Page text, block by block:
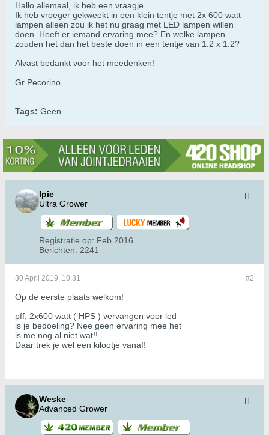
Hallo allemaal, ik heb een vraagje.
Ik heb vroeger gekweekt in een klein tentje met 2x 600 watt
lampen alleen zou ik het nu graag met LED lampen willen
doen. Heeft er iemand ervaring mee? En welke lampen
zouden het dan het beste doen in een tentje van 1.2 x 1.2?
Alvast bedankt voor het meedenken!
Gr Pecorino
Tags: Geen
Ipie
Ultra Grower
Registratie op: Feb 2016
Berichten: 2241
#2
30 April 2019, 10:31
Op de eerste plaats welkom!
pff, 2x600 watt ( HPS ) vervangen voor led
is je bedoeling? Nee geen ervaring mee het
is me nog al niet wat!!
Daar trek je wel een kilootje vanaf!
Weske
Advanced Grower